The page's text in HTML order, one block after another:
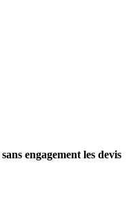
sans engagement les devis